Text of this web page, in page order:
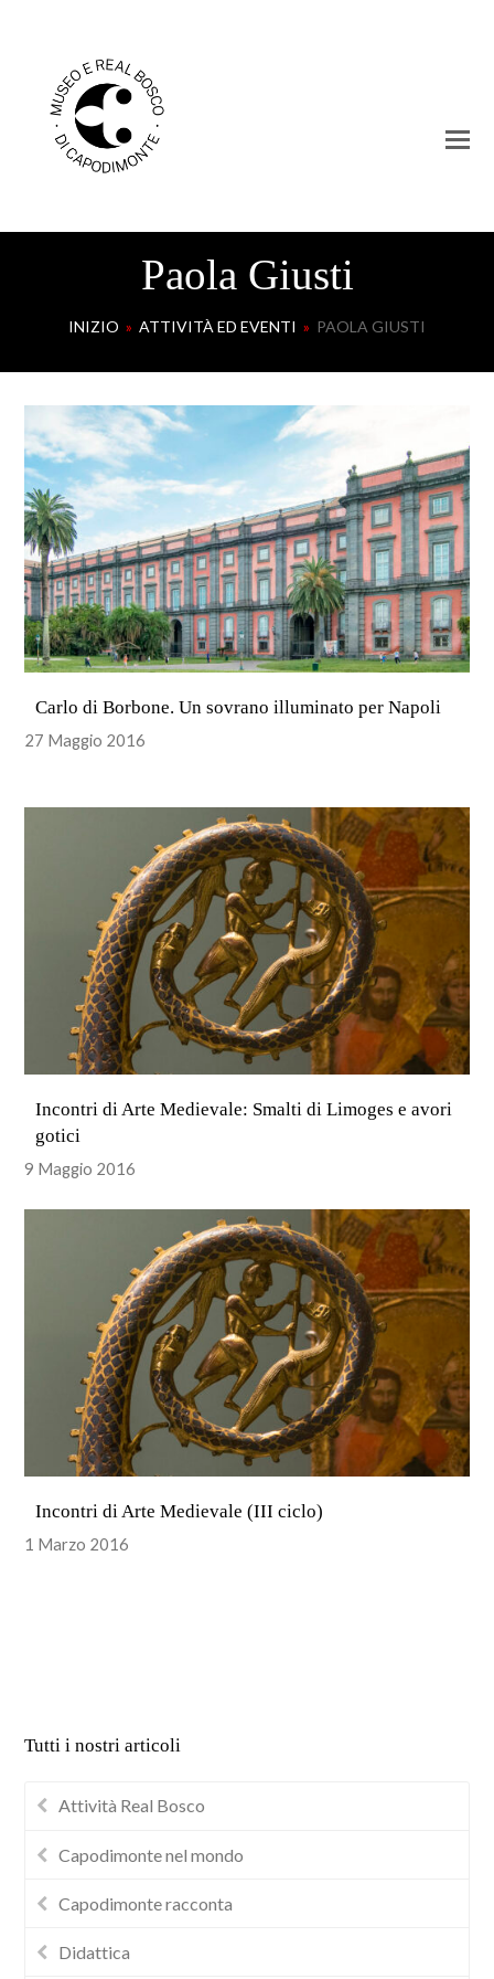
Paola Giusti
INIZIO » ATTIVITÀ ED EVENTI » PAOLA GIUSTI
Carlo di Borbone. Un sovrano illuminato per Napoli
27 Maggio 2016
Incontri di Arte Medievale: Smalti di Limoges e avori
gotici
9 Maggio 2016
Incontri di Arte Medievale (III ciclo)
1 Marzo 2016
Tutti i nostri articoli
Attività Real Bosco
Capodimonte nel mondo
Capodimonte racconta
Didattica